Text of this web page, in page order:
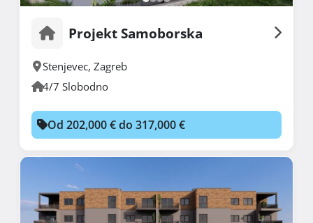
Projekt Samoborska
Stenjevec, Zagreb
4/7 Slobodno
Od 202,000 € do 317,000 €